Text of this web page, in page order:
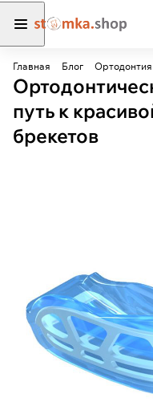
Главная Блог Ортодонтия
путь к
брекетов